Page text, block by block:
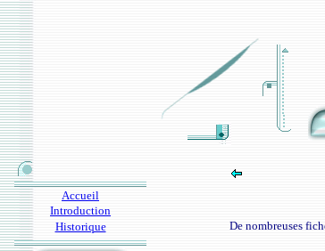
Accueil
Introduction
Historique
De nombreuses